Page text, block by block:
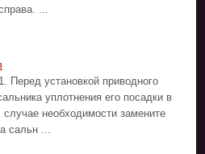
...
установкой приводного
уплотнения его посадки в
необходимости замените
сальн ...